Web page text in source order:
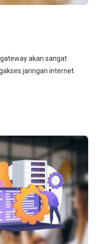
akan sangat
jaringan internet.